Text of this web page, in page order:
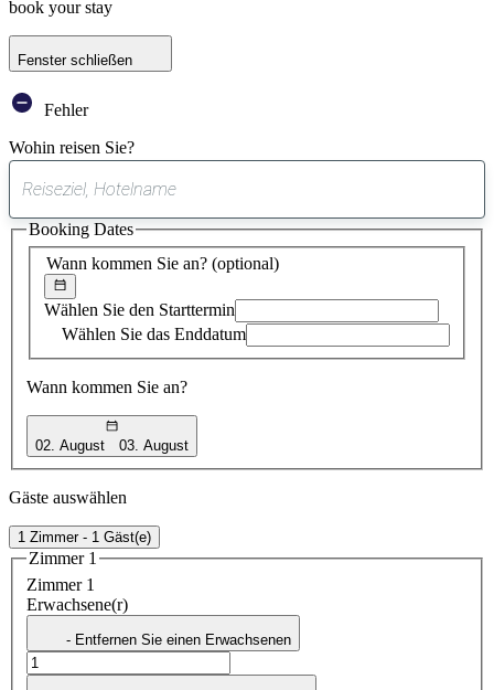
book your stay
Fenster schließen
Fehler
Wohin reisen Sie?
gefundener
Vorschlag
Wann kommen Sie an? (optional)
Wählen Sie den Starttermin
Wählen Sie das Enddatum
Wann kommen Sie an?
02. August 03. August
Booking Dates
Gäste auswählen
1 Zimmer - 1 Gäst(e)
Zimmer 1
Zimmer 1
Erwachsene(r)
- Entfernen Sie einen Erwachsenen